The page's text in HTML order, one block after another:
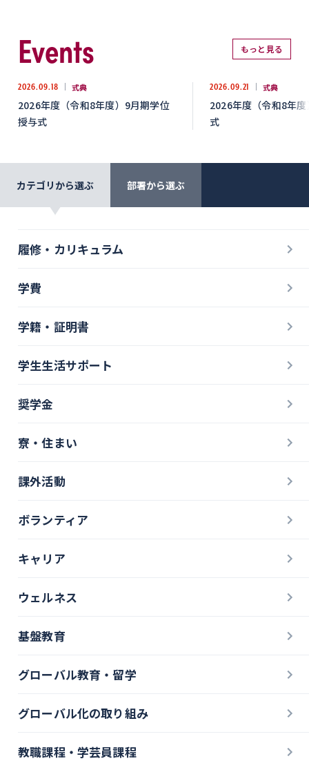
Events もっと見る
2026.09.18 式典
2026年度（令和8年度）9月期学位
授与式
2026.09.21 式典
2026年度（令和8年
式
カテゴリから選ぶ 部署から選ぶ
履修・カリキュラム
学費
学籍・証明書
学生生活サポート
奨学金
寮・住まい
課外活動
ボランティア
キャリア
ウェルネス
基盤教育
グローバル教育・留学
グローバル化の取り組み
教職課程・学芸員課程